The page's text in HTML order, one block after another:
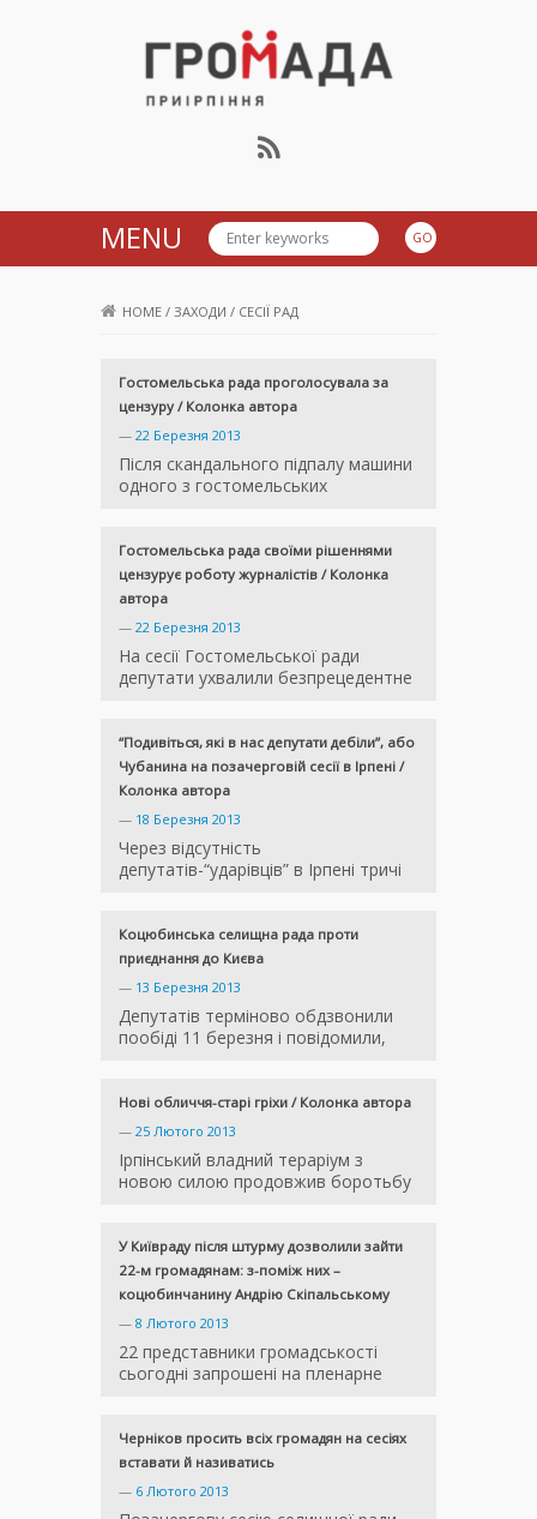
Громада Приірпіння
MENU
HOME / ЗАХОДИ / СЕСІЇ РАД
Гостомельська рада проголосувала за
цензуру / Колонка автора
— 22 Березня 2013
Після скандального підпалу машини
одного з гостомельських
Гостомельська рада своїми рішеннями
цензурує роботу журналістів / Колонка
автора
— 22 Березня 2013
На сесії Гостомельської ради
депутати ухвалили безпрецедентне
“Подивіться, які в нас депутати дебіли”, або
Чубанина на позачерговій сесії в Ірпені /
Колонка автора
— 18 Березня 2013
Через відсутність
депутатів-“ударівців” в Ірпені тричі
Коцюбинська селищна рада проти
приєднання до Києва
— 13 Березня 2013
Депутатів терміново обдзвонили
пообіді 11 березня і повідомили,
Нові обличчя-старі гріхи / Колонка автора
— 25 Лютого 2013
Ірпінський владний тераріум з
новою силою продовжив боротьбу
У Київраду після штурму дозволили зайти
22-м громадянам: з-поміж них –
коцюбинчанину Андрію Скіпальському
— 8 Лютого 2013
22 представники громадськості
сьогодні запрошені на пленарне
Черніков просить всіх громадян на сесіях
вставати й називатись
— 6 Лютого 2013